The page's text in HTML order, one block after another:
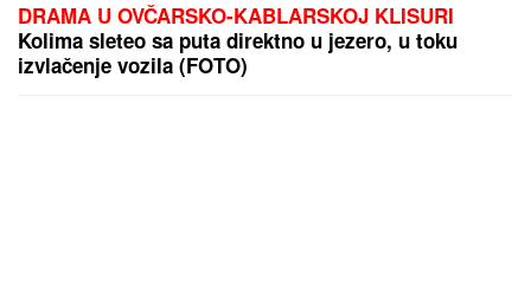
DRAMA U OVČARSKO-KABLARSKOJ KLISURI
Kolima sleteo sa puta direktno u jezero, u toku
izvlačenje vozila (FOTO)